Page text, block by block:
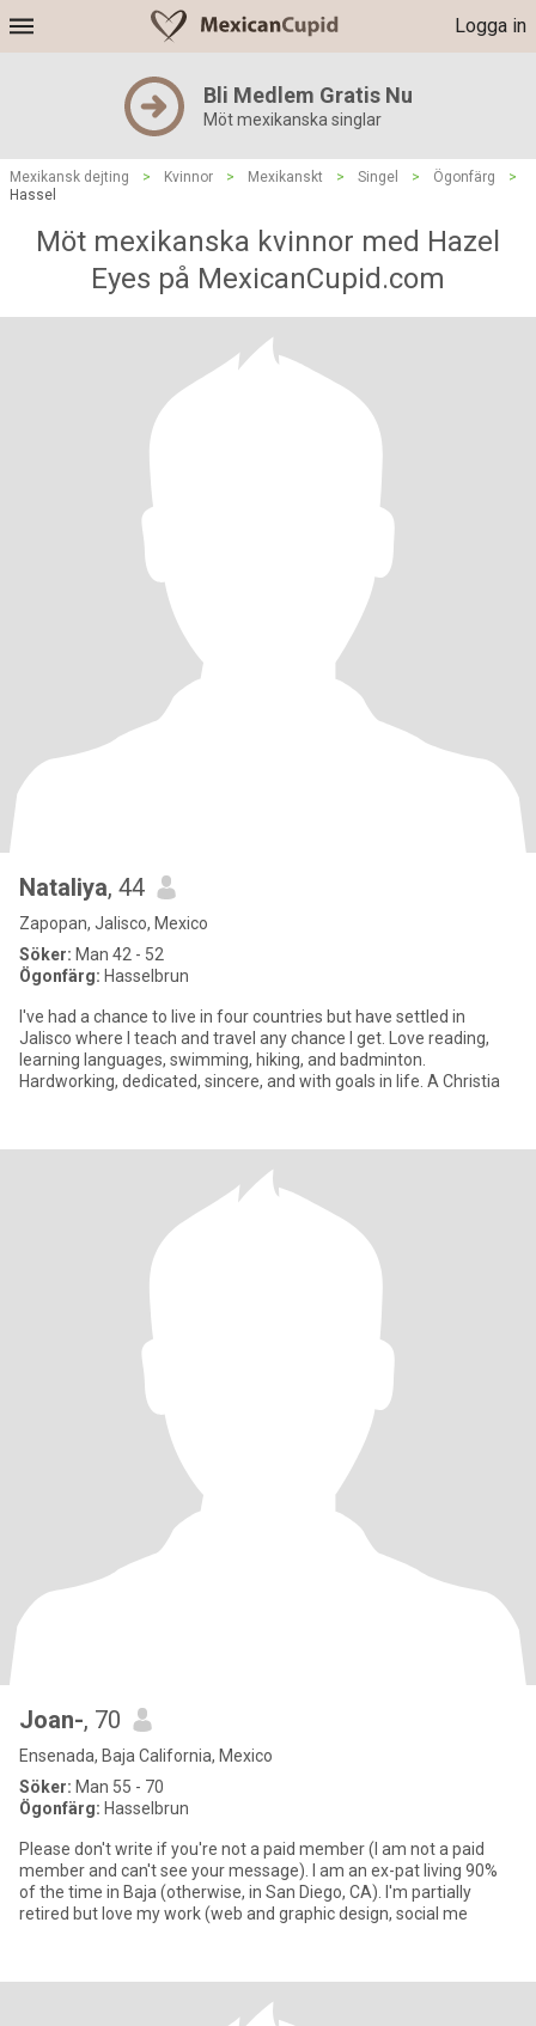
Logga in
Bli Medlem Gratis Nu
Möt mexikanska singlar
Mexikansk dejting > Kvinnor > Mexikanskt > Singel > Ögonfärg
>
Hassel
Möt mexikanska kvinnor med Hazel
Eyes på MexicanCupid.com
Nataliya, 44
Zapopan, Jalisco, Mexico
Söker: Man 42 - 52
Ögonfärg: Hasselbrun
I've had a chance to live in four countries but have settled in
Jalisco where I teach and travel any chance I get. Love reading,
learning languages, swimming, hiking, and badminton.
Hardworking, dedicated, sincere, and with goals in life. A Christia
Joan-, 70
Ensenada, Baja California, Mexico
Söker: Man 55 - 70
Ögonfärg: Hasselbrun
Please don't write if you're not a paid member (I am not a paid
member and can't see your message). I am an ex-pat living 90%
of the time in Baja (otherwise, in San Diego, CA). I'm partially
retired but love my work (web and graphic design, social me